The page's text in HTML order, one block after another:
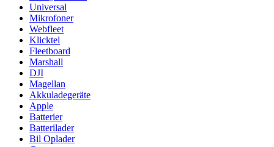
Universal
Mikrofoner
Webfleet
Klicktel
Fleetboard
Marshall
DJI
Magellan
Akkuladegeräte
Apple
Batterier
Batterilader
Bil Oplader